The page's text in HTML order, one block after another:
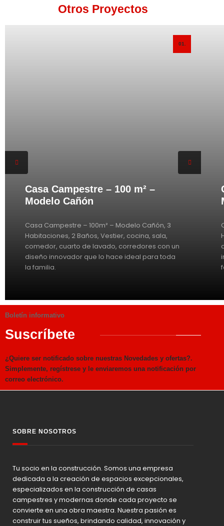
Otros Proyectos
01.
Casa Campestre – 100 m² –
Modelo Cañón
Casa Campestre – 100m² – Modelo Cañón, 3
Habitaciones, 2 Baños, Vestier, cocina, sala,
comedor, cuarto de lavado, corredores con un
diseño innovador que lo hace ideal para toda
la familia.
Boletín informativo
Suscríbete
¿Quiere ser notificado sobre nuestras Novedades y ofertas?.
Simplemente, regístrese y le enviaremos una notificación por
correo electrónico.
SOBRE NOSOTROS
Tu socio en la construcción. Somos una empresa
dedicada a la creación de espacios excepcionales,
especializados en la construcción de casas
campestres y modernas donde cada proyecto se
convierte en una obra maestra. Nuestra pasión es
construir tus sueños, brindando calidad, innovación y